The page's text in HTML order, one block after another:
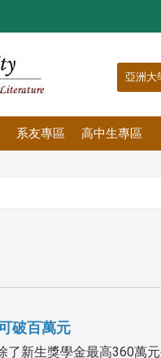
亞洲大
系友專區 高中生專區
破百萬元
了新生獎學金最高360萬